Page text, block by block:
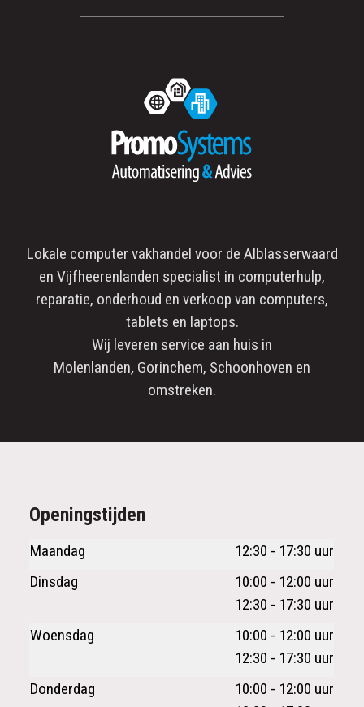
Lokale computer vakhandel voor de Alblasserwaard
en Vijfheerenlanden specialist in computerhulp,
reparatie, onderhoud en verkoop van computers,
tablets en laptops.
Wij leveren service aan huis in
Molenlanden, Gorinchem, Schoonhoven en
omstreken.
Openingstijden
Maandag
12:30 - 17:30 uur
Dinsdag
10:00 - 12:00 uur
12:30 - 17:30 uur
Woensdag
10:00 - 12:00 uur
12:30 - 17:30 uur
Donderdag
10:00 - 12:00 uur